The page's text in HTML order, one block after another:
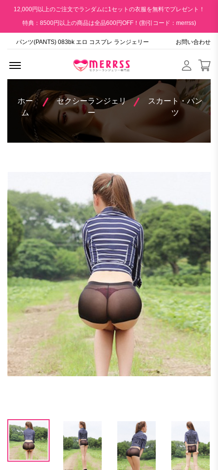
12,000円以上のご注文でランダムに1セットの衣服を無料でプレゼント！
特典：8500円以上の商品は全品600円OFF！(割引コード：merrss)
パンツ(PANTS) 083bk エロ コスプレ ランジェリー お問い合わせ
ホー
ム
セクシーランジェリ
ー
スカート・パン
ツ